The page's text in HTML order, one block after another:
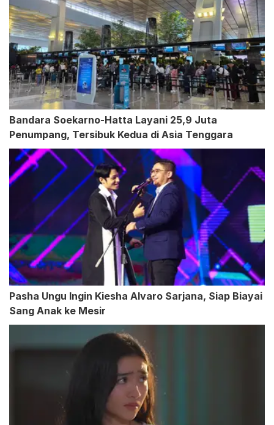
Bandara Soekarno-Hatta Layani 25,9 Juta
Penumpang, Tersibuk Kedua di Asia Tenggara
Pasha Ungu Ingin Kiesha Alvaro Sarjana, Siap Biayai
Sang Anak ke Mesir